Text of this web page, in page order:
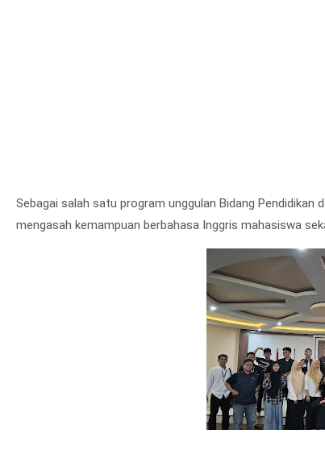
Sebagai salah satu program unggulan Bidang Pendidikan
mengasah kemampuan berbahasa Inggris mahasiswa